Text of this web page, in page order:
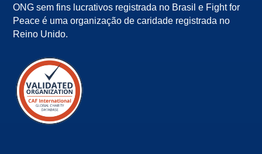
ONG sem fins lucrativos registrada no Brasil e Fight for
Peace é uma organização de caridade registrada no
Reino Unido.